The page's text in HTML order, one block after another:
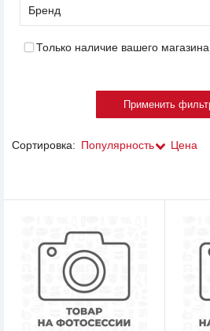
Бренд
Только наличие вашего магазина
Сортировка: Популярность Цена